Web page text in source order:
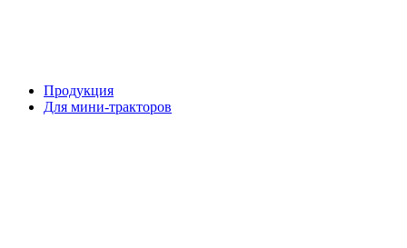
Продукция
Для мини-тракторов